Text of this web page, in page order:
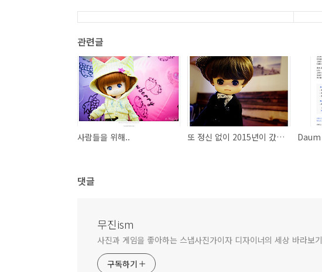
관련글
사람들을 위해.. 또 정신 없이 2015년이 갔습니다...
댓글
무진ism
사진과 게임을 좋아하는 스냅사진가이자 디자이너의 세상 바라보기
구독하기